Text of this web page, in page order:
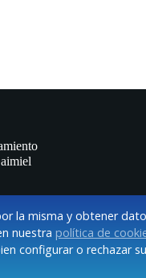
la misma y obtener
nuestra política de
configurar o rechazar